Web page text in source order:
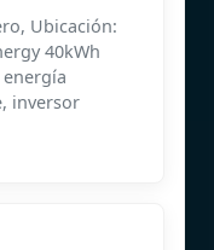
Ubicación:
40kWh
inversor